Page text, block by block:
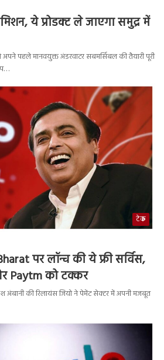
ये प्रोडक्ट ले जाएगा समुद्र में
पहले मानवयुक्त अंडरवाटर सबमर्सिबल की तैयारी पूरी
टेक
पर लॉन्च की ये फ्री सर्विस,
Paytm को टक्कर
की रिलायंस जियो ने पेमेंट सेक्टर में अपनी मजबूत